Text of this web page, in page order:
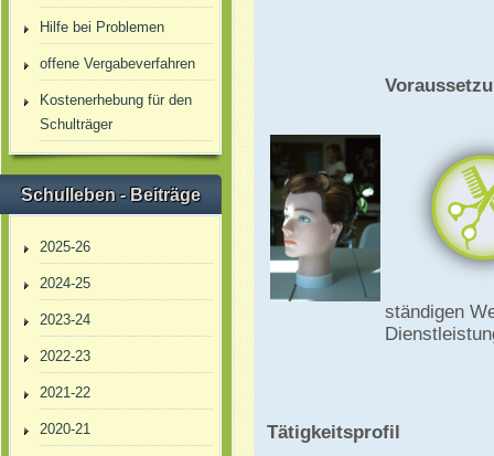
Hilfe bei Problemen
offene Vergabeverfahren
Kostenerhebung für den
Schulträger
Schulleben - Beiträge
2025-26
2024-25
2023-24
2022-23
2021-22
2020-21
ständigen
Tätigkeitsprofil